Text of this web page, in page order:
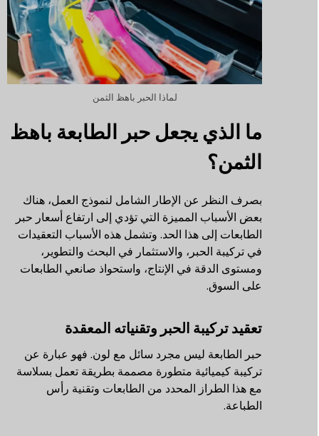
لماذا الحبر باهظ الثمن
ما الذي يجعل حبر الطابعة باهظ
الثمن؟
بصرف النظر عن الإطار الشامل لنموذج العمل، هناك
بعض الأسباب المميزة التي تؤدي إلى ارتفاع أسعار حبر
الطابعات إلى هذا الحد. وتشمل هذه الأسباب التعقيدات
في تركيبة الحبر، والاستثمار في البحث والتطوير،
ومستوى الدقة في الإنتاج، واستحواذ صانعي الطابعات
على السوق.
تعقيد تركيبة الحبر وتقنياته المعقدة
حبر الطابعة ليس مجرد سائل مع لون. فهو عبارة عن
تركيبة كيميائية متطورة مصممة بطريقة تعمل بسلاسة
مع هذا الطراز المحدد من الطابعات وتقنية رأس
الطباعة.